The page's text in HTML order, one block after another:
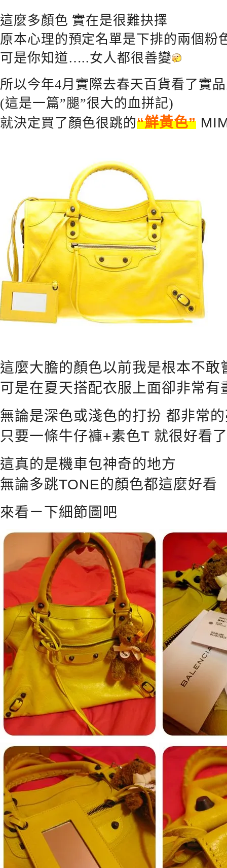
這麼多顏色 實在是很難抉擇
原本心理的預定名單是下排的兩個粉
可是你知道…..女人都很善變
所以今年4月實際去春天百貨看了實
(這是一篇”腿”很大的血拼記)
就決定買了顏色很跳的“鮮黃色”
這麼大膽的顏色以前我是根本不敢
可是在夏天搭配衣服上面卻非常有
無論是深色或淺色的打扮 都非常
只要一條牛仔褲+素色T 就很好看了
這真的是機車包神奇的地方
無論多跳TONE的顏色都這麼好看
來看ㄧ下細節圖吧